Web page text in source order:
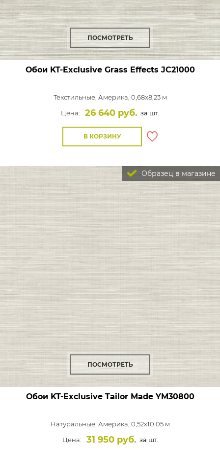
ПОСМОТРЕТЬ
Обои KT-Exclusive Grass Effects JC21000
Текстильные, Америка, 0,68x8,23 м
Цена:
26 640 руб. за шт.
В КОРЗИНУ
Образец в магазине
ПОСМОТРЕТЬ
Обои KT-Exclusive Tailor MadeYM30800
Натуральные, Америка, 0,52x10,05 м
Цена:
31 950 руб. за шт.